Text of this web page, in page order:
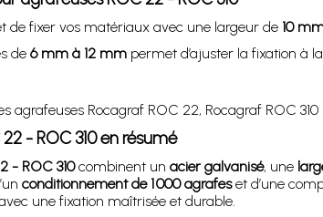
de fixer vos matériaux avec une largeur de 10
de 6 mm à 12 mmpermet d’ajuster la fixation à
agrafeuses Rocagraf ROC 22, Rocagraf ROC 310
- ROC 310 en résumé
- ROC 310combinent un acier galvanisé, une
conditionnement de 1 000 agrafeset d’une
une fixation maîtrisée et durable.